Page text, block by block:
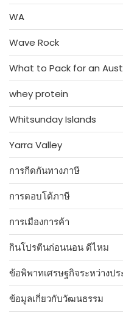
WA
Wave Rock
What to Pack for an
whey protein
Whitsunday Islands
Yarra Valley
การกีดกันทางภาษี
การตอบโต้ภาษี
การเมืองการค้า
กินโปรตีนก่อนนอน ดีไหม
ข้อพิพาทเศรษฐกิจระหว่างปร
ข้อมูลเกี่ยวกับวัฒนธรรม